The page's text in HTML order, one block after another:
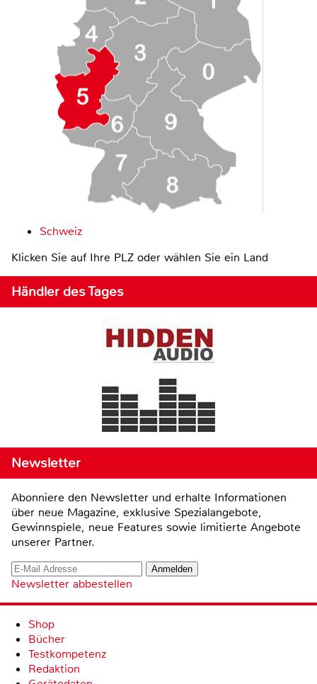
Schweiz
Klicken Sie auf Ihre PLZ oder wählen Sie ein Land
Händler des Tages
Newsletter
Abonniere den Newsletter und erhalte Informationen
über neue Magazine, exklusive Spezialangebote,
Gewinnspiele, neue Features sowie limitierte Angebote
unserer Partner.
Newsletter abbestellen
Shop
Bücher
Testkompetenz
Redaktion